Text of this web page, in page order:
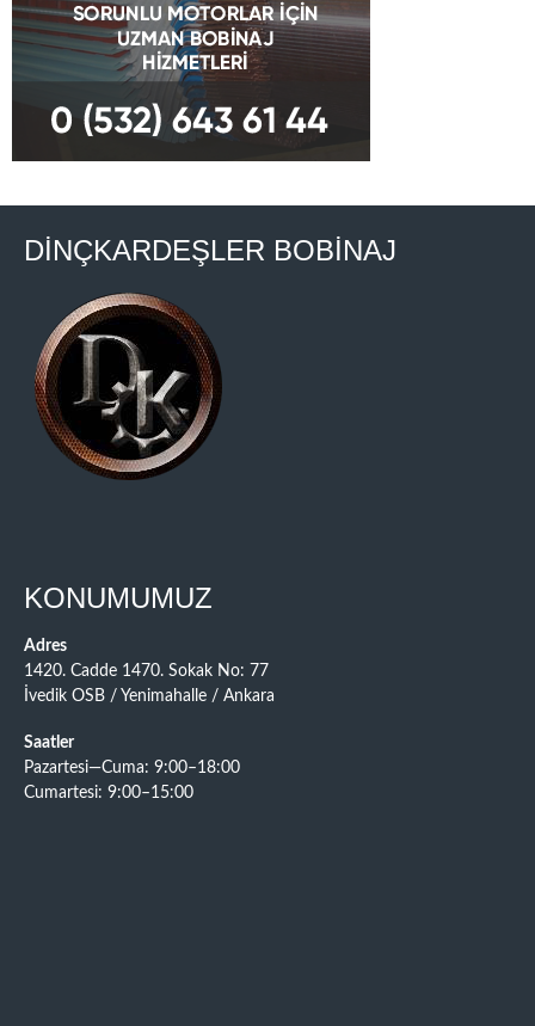
DİNÇKARDEŞLER BOBİNAJ
KONUMUMUZ
Adres
1420. Cadde 1470. Sokak No: 77
İvedik OSB / Yenimahalle / Ankara
Saatler
Pazartesi—Cuma: 9:00–18:00
Cumartesi: 9:00–15:00